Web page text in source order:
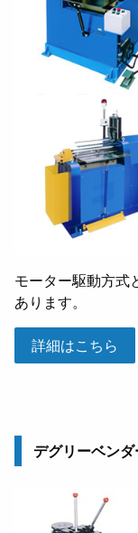
モーター駆動方式
あります。
詳細はこちら
デグリーベンダ